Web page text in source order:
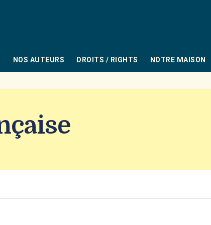
NOS AUTEURS DROITS / RIGHTS NOTRE MAISON